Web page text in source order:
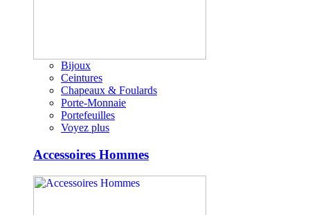
Bijoux
Ceintures
Chapeaux & Foulards
Porte-Monnaie
Portefeuilles
Voyez plus
Accessoires Hommes